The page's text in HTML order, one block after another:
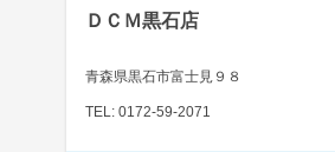
ＤＣＭ黒石店
青森県黒石市富士見９８
TEL: 0172-59-2071